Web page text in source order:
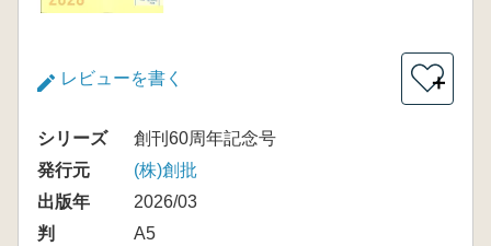
レビューを書く ＋
シリーズ
創刊60周年記念号
発行元
(株)創批
出版年
2026/03
判
A5